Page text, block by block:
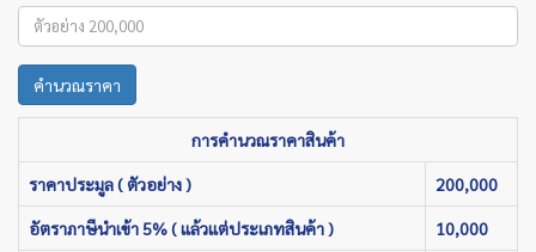
คำนวณราคา
การคำนวณราคาสินค้า
ราคาประมูล ( ตัวอย่าง ) 200,000
อัตราภาษีนำเข้า 5% ( แล้วแต่ประเภทสินค้า ) 10,000